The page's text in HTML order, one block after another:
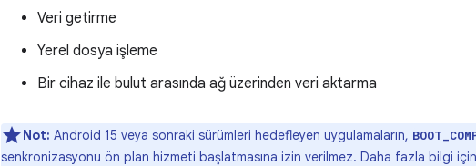
Veri getirme
Yerel dosya işleme
Bir cihaz ile bulut arasında ağ üzerinden veri aktarma
Not: Android 15 veya sonraki sürümleri hedefleyen uygulamaların,
senkronizasyonu ön plan hizmeti başlatmasına izin verilmez. Daha fazla bilgi